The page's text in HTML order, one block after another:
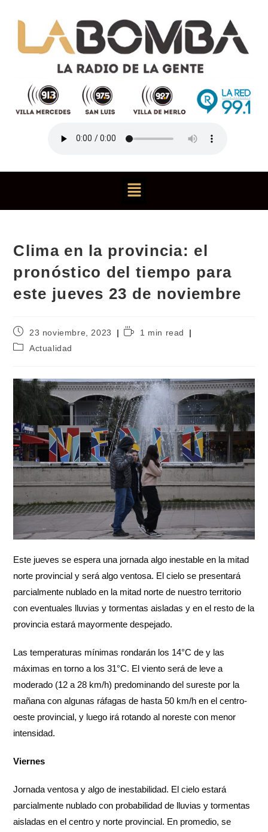
Clima en la provincia: el
pronóstico del tiempo para
este jueves 23 de noviembre
23 noviembre, 2023
1 min read
Actualidad
Este jueves se espera una jornada algo inestable en la mitad
norte provincial y será algo ventosa. El cielo se presentará
parcialmente nublado en la mitad norte de nuestro territorio
con eventuales lluvias y tormentas aisladas y en el resto de la
provincia estará mayormente despejado.
Las temperaturas mínimas rondarán los 14°C de y las
máximas en torno a los 31°C. El viento será de leve a
moderado (12 a 28 km/h) predominando del sureste por la
mañana con algunas ráfagas de hasta 50 km/h en el centro-
oeste provincial, y luego irá rotando al noreste con menor
intensidad.
Viernes
Jornada ventosa y algo de inestabilidad. El cielo estará
parcialmente nublado con probabilidad de lluvias y tormentas
aisladas en el centro y norte provincial. En promedio, se